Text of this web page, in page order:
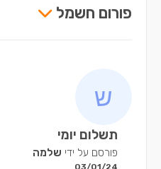
פורום חשמל
תשלום יומי
פורסם על ידי שלמה
03/01/24